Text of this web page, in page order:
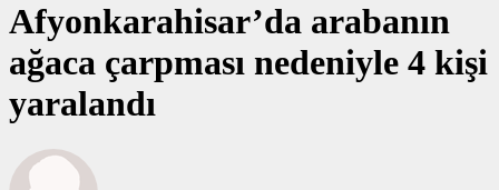
Afyonkarahisar’da arabanın
ağaca çarpması nedeniyle 4 kişi
yaralandı